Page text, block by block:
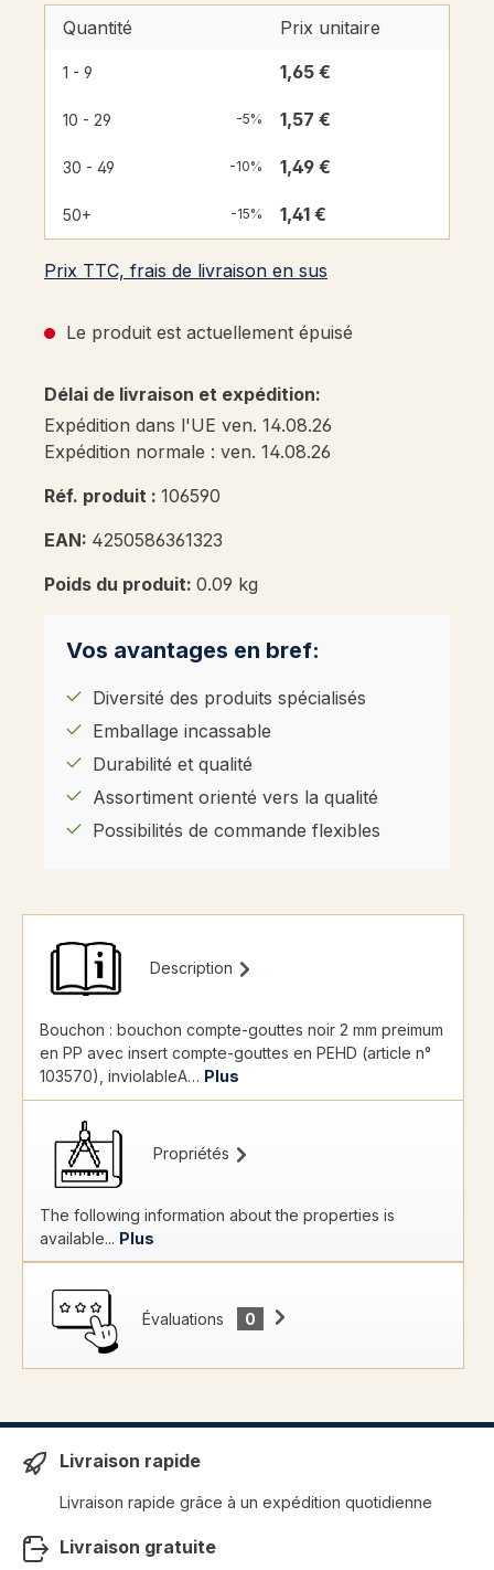
Quantité Prix unitaire
1 - 9 1,65 €
10 - 29 -5% 1,57 €
30 - 49 -10% 1,49 €
50+ -15% 1,41 €
Prix TTC, frais de livraison en sus
Le produit est actuellement épuisé
Délai de livraison et expédition:
Expédition dans l'UE ven. 14.08.26
Expédition normale : ven. 14.08.26
Réf. produit : 106590
EAN: 4250586361323
Poids du produit: 0.09 kg
Vos avantages en bref:
Diversité des produits spécialisés
Emballage incassable
Durabilité et qualité
Assortiment orienté vers la qualité
Possibilités de commande flexibles
Description
Bouchon : bouchon compte-gouttes noir 2 mm preimum
en PP avec insert compte-gouttes en PEHD (article n°
103570), inviolableA… Plus
Propriétés
The following information about the properties is
available... Plus
Évaluations 0
Livraison rapide
Livraison rapide grâce à un expédition quotidienne
Livraison gratuite